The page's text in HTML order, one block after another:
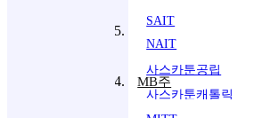
사스캐츄완주
사스카툰공립
사스카툰캐톨릭
SAIT
NAIT
MB주